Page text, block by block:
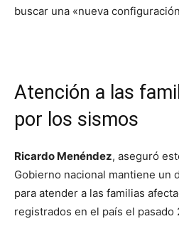
buscar una «nueva
Atención a las
por los sismos
Ricardo Menéndez, aseguró
Gobierno nacional mantiene un
para atender a las familias
registrados en el país el pasado